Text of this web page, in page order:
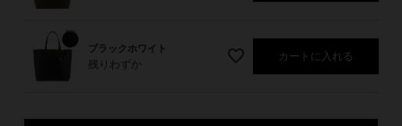
ブラックホワイト
残りわずか
カートに入れる